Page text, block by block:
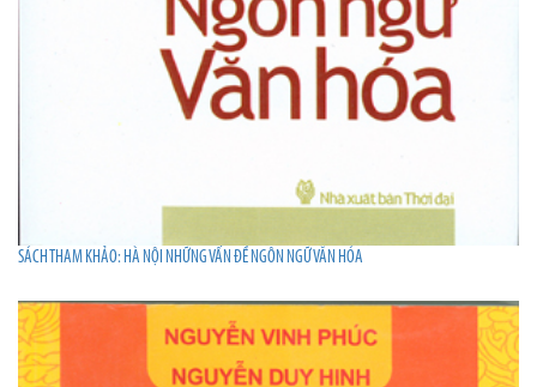
SÁCH THAM KHẢO: HÀ NỘI NHỮNG VẤN ĐỀ NGÔN NGỮ VĂN HÓA